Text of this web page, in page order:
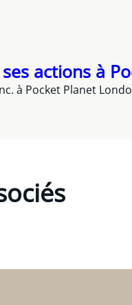
actions à
à Pocket Planet